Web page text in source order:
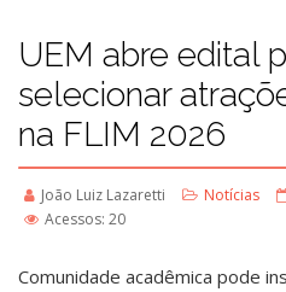
UEM abre edital
selecionar
na FLIM 2026
João Luiz Lazaretti Notícias
Acessos: 20
Comunidade acadêmica pode